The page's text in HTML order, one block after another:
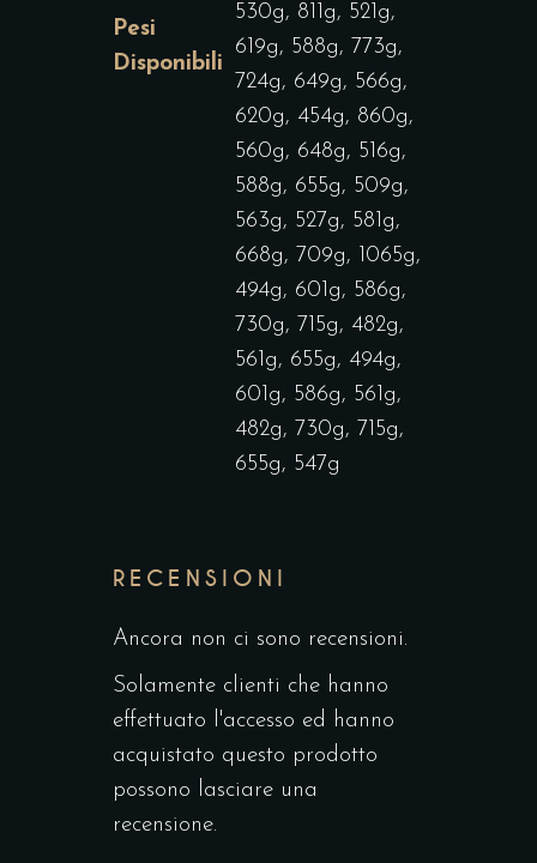
Pesi
Disponibili
530g, 811g, 521g,
619g, 588g, 773g,
724g, 649g, 566g,
620g, 454g, 860g,
560g, 648g, 516g,
588g, 655g, 509g,
563g, 527g, 581g,
668g, 709g, 1065g,
494g, 601g, 586g,
730g, 715g, 482g,
561g, 655g, 494g,
601g, 586g, 561g,
482g, 730g, 715g,
655g, 547g
RECENSIONI
Ancora non ci sono recensioni.
Solamente clienti che hanno
effettuato l'accesso ed hanno
acquistato questo prodotto
possono lasciare una
recensione.